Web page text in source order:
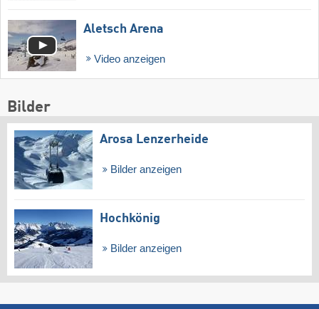
Aletsch Arena
Video anzeigen
Bilder
Arosa Lenzerheide
Bilder anzeigen
Hochkönig
Bilder anzeigen